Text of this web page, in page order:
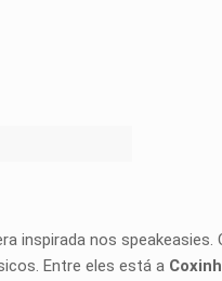
nos speakeasies.
Entre eles está a